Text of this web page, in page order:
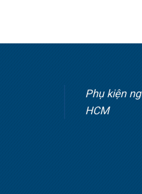
Phụ kiện
HCM